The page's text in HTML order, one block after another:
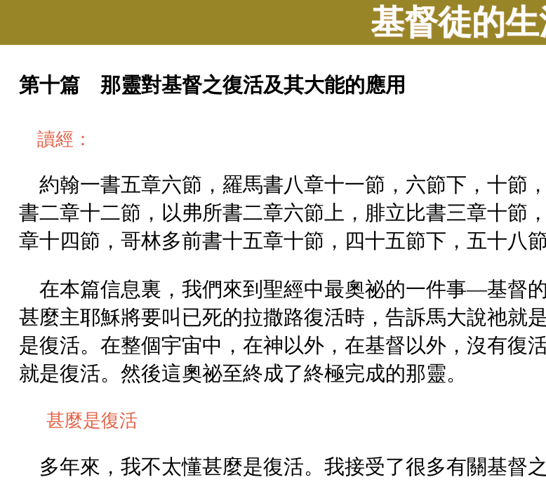
基督徒的
第十篇 那靈對基督之復活及其大能的應用
讀經：
約翰一書五章六節，羅馬書八章十一節，六節下，十節
書二章十二節，以弗所書二章六節上，腓立比書三章十節
章十四節，哥林多前書十五章十節，四十五節下，五十八節
在本篇信息裏，我們來到聖經中最奧祕的一件事—基督
甚麼主耶穌將要叫已死的拉撒路復活時，告訴馬大說祂就
是復活。在整個宇宙中，在神以外，在基督以外，沒有復
就是復活。然後這奧祕至終成了終極完成的那靈。
甚麼是復活
多年來，我不太懂甚麼是復活。我接受了很多有關基督